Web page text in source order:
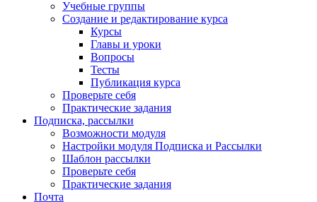
Учебные группы
Создание и редактирование курса
Курсы
Главы и уроки
Вопросы
Тесты
Публикация курса
Проверьте себя
Практические задания
Подписка, рассылки
Возможности модуля
Настройки модуля Подписка и Рассылки
Шаблон рассылки
Проверьте себя
Практические задания
Почта